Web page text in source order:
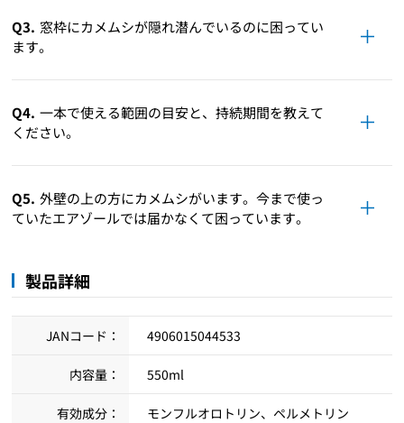
Q3. 窓枠にカメムシが隠れ潜んでいるのに困ってい
ます。
Q4. 一本で使える範囲の目安と、持続期間を教えて
ください。
Q5. 外壁の上の方にカメムシがいます。今まで使っ
ていたエアゾールでは届かなくて困っています。
製品詳細
JANコード： 4906015044533
内容量： 550ml
有効成分： モンフルオロトリン、ペルメトリン